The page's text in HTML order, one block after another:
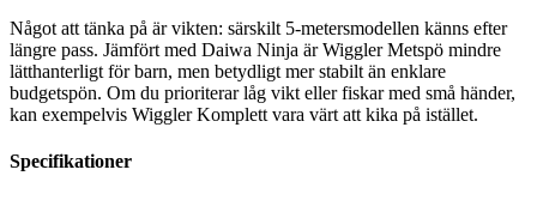
Något att tänka på är vikten: särskilt 5-metersmodellen känns efter
längre pass. Jämfört med Daiwa Ninja är Wiggler Metspö mindre
lätthanterligt för barn, men betydligt mer stabilt än enklare
budgetspön. Om du prioriterar låg vikt eller fiskar med små händer,
kan exempelvis Wiggler Komplett vara värt att kika på istället.
Specifikationer